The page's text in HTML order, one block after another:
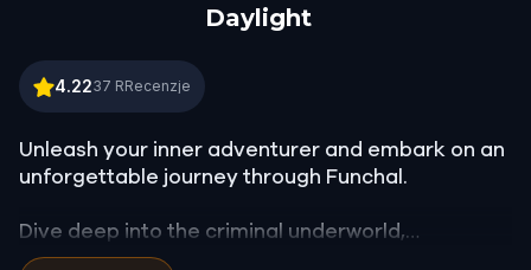
Daylight
Funchal Murder Mystery: In Broad Daylight
4.2237 RRecenzje
Unleash your inner adventurer and embark on an
unforgettable journey through Funchal.
Dive deep into the criminal underworld,
uncovering hidden gems and places kept away